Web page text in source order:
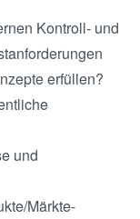
Kontroll- und
erfüllen?
und
Märkte-